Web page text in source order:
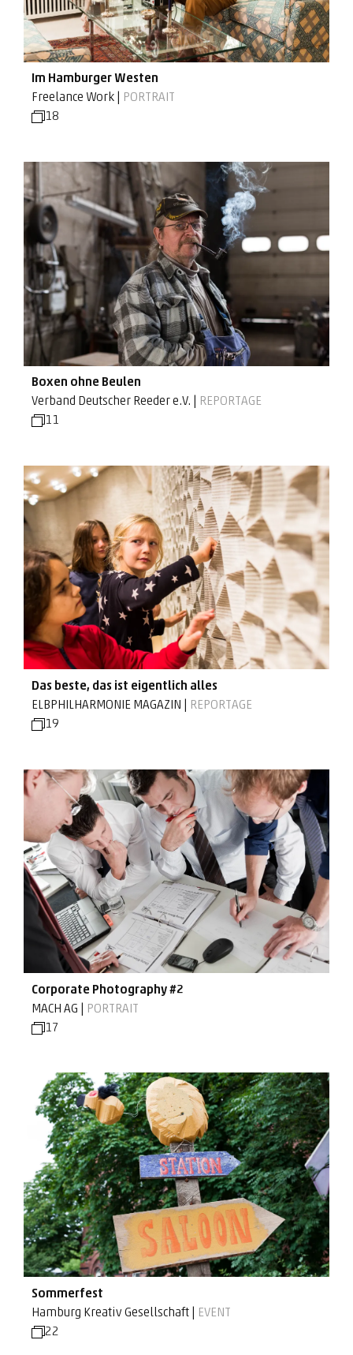
Im Hamburger Westen
Freelance Work |
PORTRAIT
18
Boxen ohne Beulen
Verband Deutscher Reeder e.V. |
REPORTAGE
11
Das beste, das ist eigentlich alles
ELBPHILHARMONIE MAGAZIN |
REPORTAGE
19
Corporate Photography #2
MACH AG |
PORTRAIT
17
Sommerfest
Hamburg Kreativ Gesellschaft |
EVENT
22